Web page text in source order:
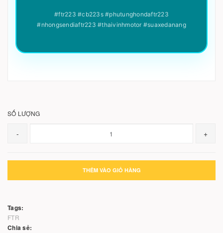
#ftr223 #cb223s #phutunghondaftr223
#nhongsendiaftr223 #thaivinhmotor #suaxedanang
SỐ LƯỢNG
- +
THÊM VÀO GIỎ HÀNG
Tags:
FTR
Chia sẻ: